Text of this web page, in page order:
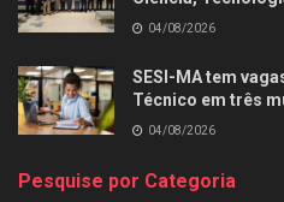
04/08/2026
SESI-MA tem
Técnico em três
04/08/2026
Pesquise por Categoria